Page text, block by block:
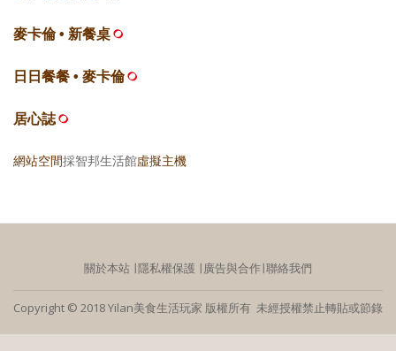
麥卡倫 • 新餐桌
日日餐餐 • 麥卡倫
居心誌
網站空間採智邦生活館虛擬主機
關於本站 ∣隱私權保護 ∣廣告與合作∣聯絡我們
Copyright © 2018 Yilan美食生活玩家 版權所有 未經授權禁止轉貼或節錄